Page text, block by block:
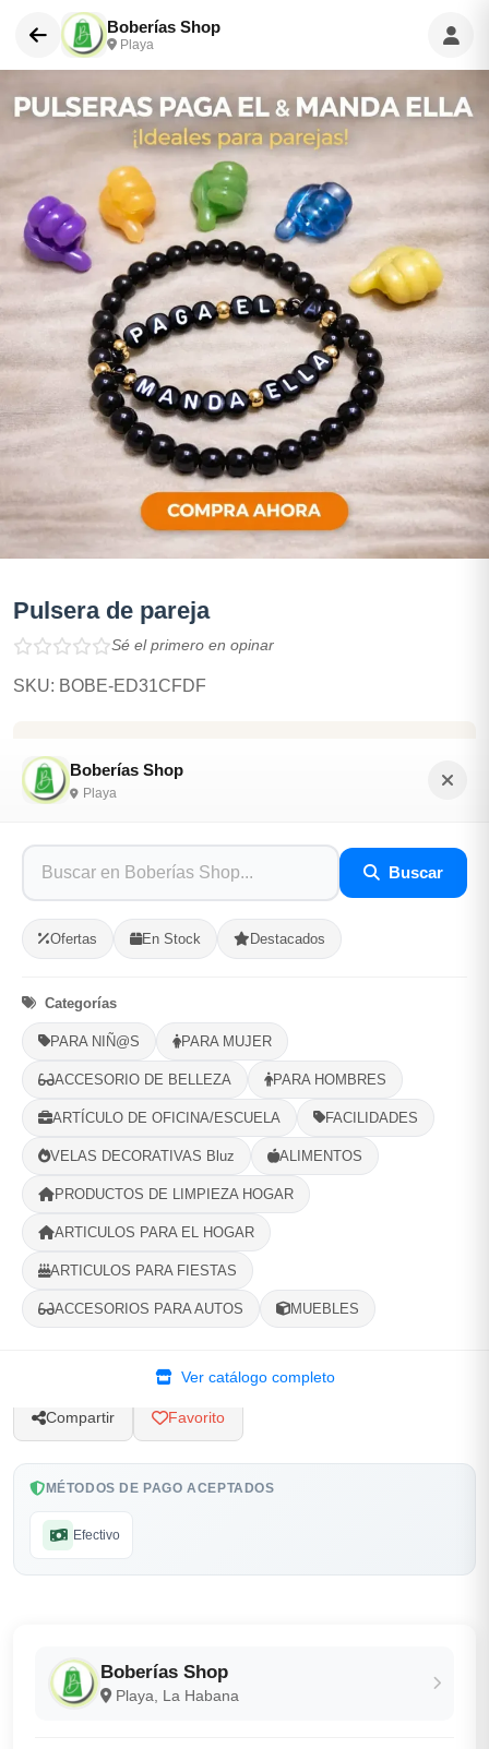
Boberías Shop
Playa
Boberías Shop
Playa
Buscar
Ofertas En Stock Destacados
Categorías
PARA NIÑ@S PARA MUJER
ACCESORIO DE BELLEZA PARA HOMBRES
ARTÍCULO DE OFICINA/ESCUELA FACILIDADES
VELAS DECORATIVAS Bluz ALIMENTOS
PRODUCTOS DE LIMPIEZA HOGAR
ARTICULOS PARA EL HOGAR
ARTICULOS PARA FIESTAS
ACCESORIOS PARA AUTOS MUEBLES
Ver catálogo completo
Pulsera de pareja
Sé el primero en opinar
SKU: BOBE-ED31CFDF
$700.00
Opciones de Envio
Selecciona tu ubicacion
PROVINCIA
- +
Categorías: Joyería
Compartir Favorito
MÉTODOS DE PAGO ACEPTADOS
Efectivo
Boberías Shop
Playa, La Habana